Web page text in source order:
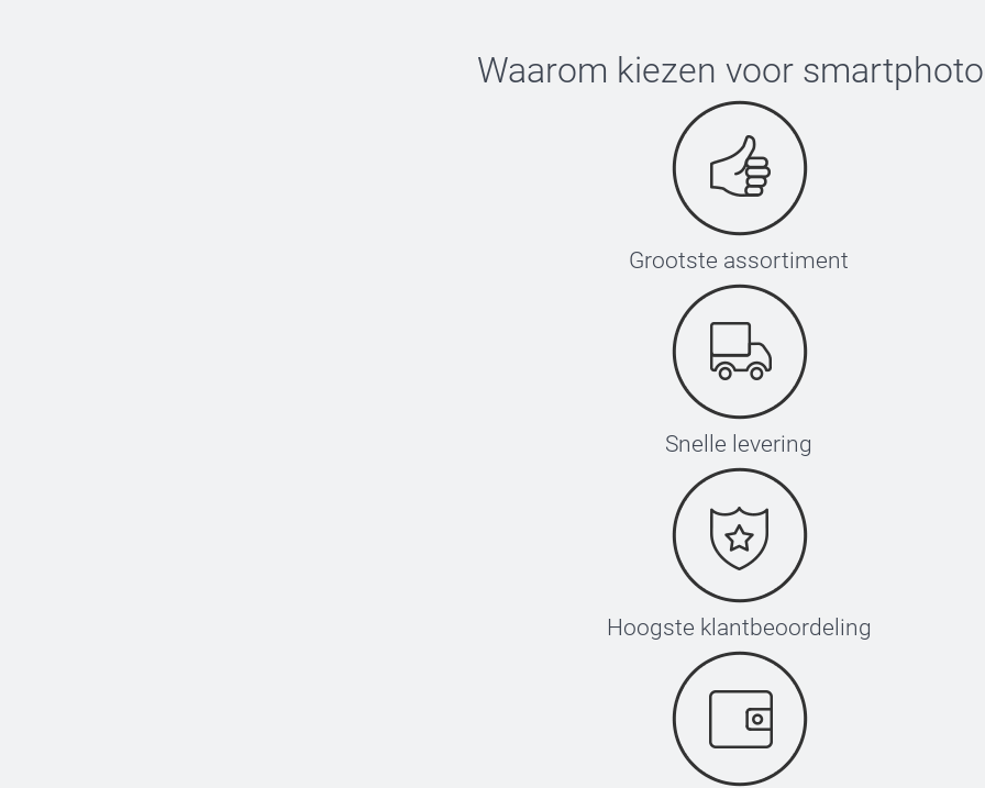
Papier van 120
Waarom kiezen voor smartphoto
Grootste assortiment
Snelle levering
Hoogste klantbeoordeling